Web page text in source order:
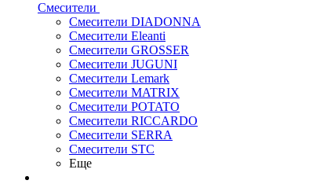
Смесители
Смесители DIADONNA
Смесители Eleanti
Смесители GROSSER
Смесители JUGUNI
Смесители Lemark
Смесители MATRIX
Смесители POTATO
Смесители RICCARDO
Смесители SERRA
Смесители STC
Еще